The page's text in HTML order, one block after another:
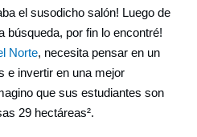
el susodicho salón! Luego de
búsqueda, por fin lo encontré!
Norte, necesita pensar en un
e invertir en una mejor
que sus estudiantes son
29 hectáreas².